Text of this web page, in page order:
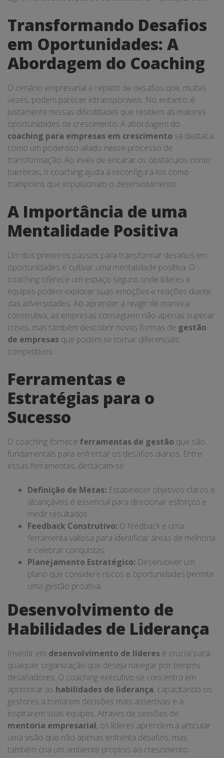
Transformando Desafios
em Oportunidades: A
Abordagem do Coaching
O cenário empresarial é repleto de desafios que, muitas
vezes, podem parecer intransponíveis. No entanto, é
justamente nessas dificuldades que residem as maiores
oportunidades de crescimento. A abordagem do
coaching para empresas em crescimento se destaca
como um poderoso aliado nesse processo de
transformação. Ao invés de encarar os obstáculos como
barreiras, o coaching ajuda a reconfigurá-los como
trampolins que impulsionam o desenvolvimento.
A Importância de uma
Mentalidade Positiva
Um dos primeiros passos para transformar desafios em
oportunidades é cultivar uma mentalidade positiva. O
coaching oferece um espaço seguro onde líderes e
equipes podem explorar suas emoções e reações diante
das adversidades. Ao aprender a reagir de maneira
construtiva, as empresas conseguem não apenas superar
crises, mas também descobrir novas formas de gestão
de empresas que podem se tornar diferenciais
competitivos.
Ferramentas e
Estratégias para o
Sucesso
O coaching fornece ferramentas de gestão que são
fundamentais para enfrentar os desafios diários. Entre
essas ferramentas, destacam-se:
Definição de Metas: Estabelecer objetivos claros e
alcançáveis é essencial para direcionar esforços e
medir resultados.
Feedback Construtivo: O feedback é uma
ferramenta valiosa para identificar áreas de melhoria
e celebrar conquistas.
Planejamento Estratégico: Desenvolver um
plano que considere riscos e oportunidades permite
uma gestão proativa.
Desenvolvimento de
Habilidades de Liderança
Investir em desenvolvimento de líderes é crucial para
qualquer organização que deseja navegar por tempos
desafiadores. O coaching executivo se concentra em
aprimorar as habilidades de liderança, capacitando os
gestores a tomarem decisões mais assertivas e a
inspirarem suas equipes. Através de sessões de
mentoria empresarial, os líderes aprendem a articular
uma visão que não apenas enfrenta desafios, mas
também cria um ambiente propício ao crescimento.